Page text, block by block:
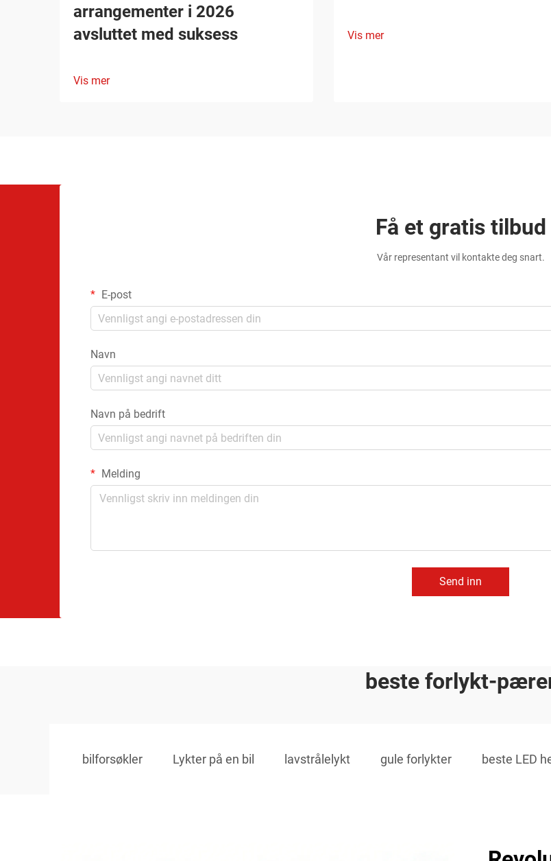
arrangementer i 2026
avsluttet med suksess
Vis mer
Vis mer
Få et gratis tilbud
Vår representant vil kontakte deg snart.
E-post
Navn
Navn på bedrift
Melding
Send inn
beste forlykt-
bilforsøkler Lykter på en bil lavstrålelykt gule forlykter beste LED